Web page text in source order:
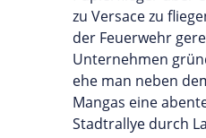
zu Versace zu
der Feuerwehr
Unternehmen
ehe man neben
Mangas eine
Stadtrallye durch